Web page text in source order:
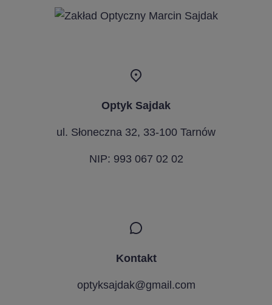
Optyk Sajdak
ul. Słoneczna 32, 33-100 Tarnów
NIP: 993 067 02 02
Kontakt
optyksajdak@gmail.com